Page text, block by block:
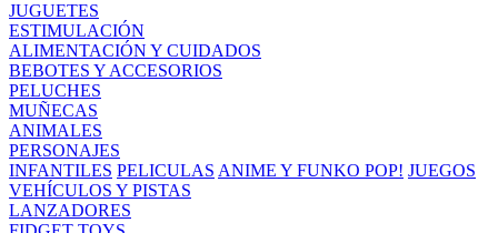
JUGUETES
ESTIMULACIÓN
ALIMENTACIÓN Y CUIDADOS
BEBOTES Y ACCESORIOS
PELUCHES
MUÑECAS
ANIMALES
PERSONAJES
INFANTILES PELICULAS ANIME Y FUNKO POP! JUEGOS
VEHÍCULOS Y PISTAS
LANZADORES